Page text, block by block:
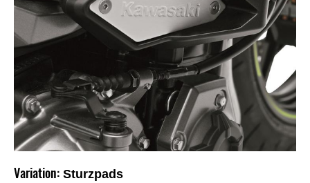
Variation: Sturzpads